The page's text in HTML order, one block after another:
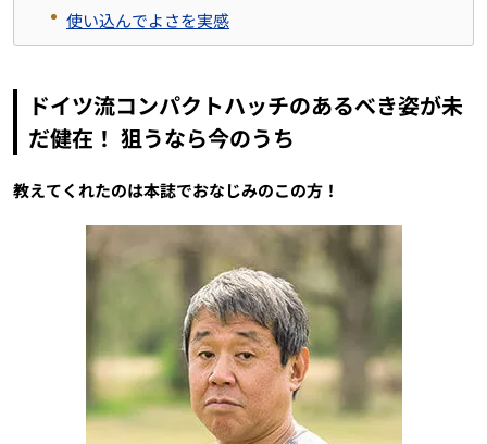
使い込んでよさを実感
ドイツ流コンパクトハッチのあるべき姿が未
だ健在！ 狙うなら今のうち
教えてくれたのは本誌でおなじみのこの方！